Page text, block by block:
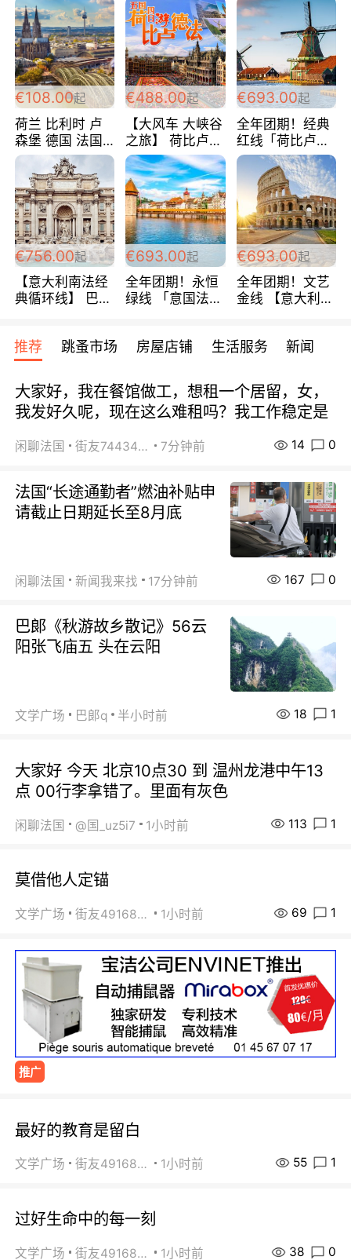
€108.00起
荷兰 比利时 卢
森堡 德国 法国
超爽玩遍西欧 循
环线 全程四星宾
馆 108欧/人/天
€488.00起
【大风车 大峡谷
之旅】 荷比卢德
法 巴黎上下 经
典五国四日游
488欧/人
€693.00起
全年团期！经典
红线「荷比卢德
法」七天循环 五
国 仅售99欧/人/
天！巴黎上下！
包拼房~
€756.00起
【意大利南法经
典循环线】 巴黎
宾馆 108欧/天起
全程756欧/位
€693.00起
全年团期！永恒
绿线 「意国法
欧/天起 ~包拼房
€693.00起
全年团期！文艺
金线 【意大利一
每周铁发！
推荐 跳蚤市场 房屋店铺 生活服务 新闻
大家好，我在餐馆做工，想租一个居留，女，
我发好久呢，现在这么难租吗？我工作稳定是
闲聊法国 街友74434350 7分钟前 14 0
法国“长途通勤者”燃油补贴申
请截止日期延长至8月底
闲聊法国 新闻我来找 17分钟前 167 0
巴郞《秋游故乡散记》56云
阳张飞庙五 头在云阳
文学广场 巴郞q 半小时前 18 1
大家好 今天 北京10点30 到 温州龙港中午13
点 00行李拿错了。里面有灰色
闲聊法国 @国_uz5i7 1小时前 113 1
莫借他人定锚
文学广场 街友49168527 1小时前 69 1
推广
最好的教育是留白
文学广场 街友49168527 1小时前 55 1
过好生命中的每一刻
文学广场 街友49168527 1小时前 38 0